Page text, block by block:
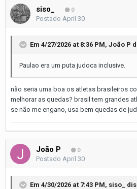
siso_ 0
Postado April 30
Em 4/27/2026 at 8:36 PM, João P
Paulao era um puta judoca inclusive.
não seria uma boa os atletas brasileiros
melhorar as quedas? brasil tem grandes
se não me engano, usa bem quedas de
João P 0
Postado April 30
Em 4/30/2026 at 7:43 PM, siso_